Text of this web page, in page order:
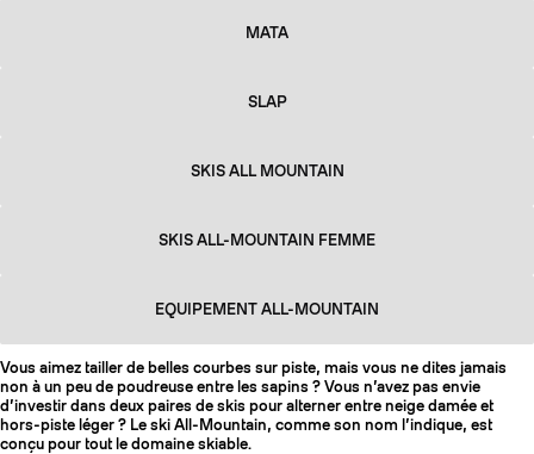
MATA
SLAP
SKIS ALL MOUNTAIN
SKIS ALL-MOUNTAIN FEMME
EQUIPEMENT ALL-MOUNTAIN
Vous aimez tailler de belles courbes sur piste, mais vous ne dites jamais
non à un peu de poudreuse entre les sapins ? Vous n’avez pas envie
d’investir dans deux paires de skis pour alterner entre neige damée et
hors-piste léger ? Le ski All-Mountain, comme son nom l’indique, est
conçu pour tout le domaine skiable.